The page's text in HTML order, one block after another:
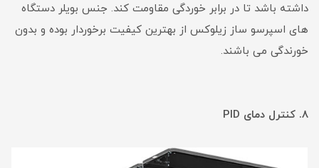
داشته باشد تا در برابر خوردگی مقاومت کند. جنس بویلر دستگاه
های اسپرسو ساز زیلوکس از بهترین کیفیت برخوردار بوده و بدون
خورندگی می باشند.
۸. کنترل دمای PID